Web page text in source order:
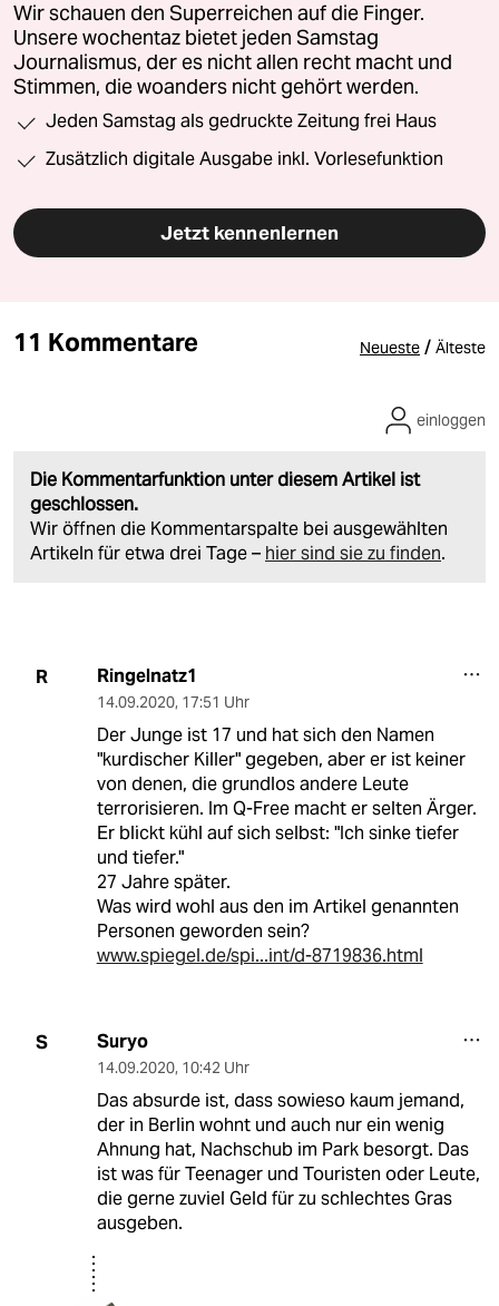
Wir schauen den Superreichen auf die Finger.
Unsere wochentaz bietet jeden Samstag
Journalismus, der es nicht allen recht macht und
Stimmen, die woanders nicht gehört werden.
Jeden Samstag als gedruckte Zeitung frei Haus
Zusätzlich digitale Ausgabe inkl. Vorlesefunktion
Jetzt kennenlernen
11 Kommentare Neueste / Älteste
Die Kommentarfunktion unter diesem Artikel ist
geschlossen.
Wir öffnen die Kommentarspalte bei ausgewählten
Artikeln für etwa drei Tage – hier sind sie zu finden.
einloggen
R Ringelnatz1
14.09.2020, 17:51 Uhr
Der Junge ist 17 und hat sich den Namen
"kurdischer Killer" gegeben, aber er ist keiner
von denen, die grundlos andere Leute
terrorisieren. Im Q-Free macht er selten Ärger.
Er blickt kühl auf sich selbst: "Ich sinke tiefer
und tiefer."
27 Jahre später.
Was wird wohl aus den im Artikel genannten
Personen geworden sein?
www.spiegel.de/spi...int/d-8719836.html
S Suryo
14.09.2020, 10:42 Uhr
Das absurde ist, dass sowieso kaum jemand,
der in Berlin wohnt und auch nur ein wenig
Ahnung hat, Nachschub im Park besorgt. Das
ist was für Teenager und Touristen oder Leute,
die gerne zuviel Geld für zu schlechtes Gras
ausgeben.